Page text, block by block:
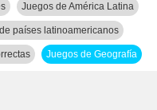
Juegos de América Latina
países latinoamericanos
Juegos de Geografía